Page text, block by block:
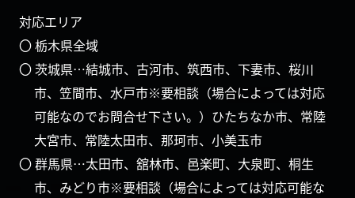
対応エリア
〇 栃木県全域
〇 茨城県…結城市、古河市、筑西市、下妻市、桜川
市、笠間市、水戸市※要相談（場合によっては対応
可能なのでお問合せ下さい。）ひたちなか市、常陸
大宮市、常陸太田市、那珂市、小美玉市
〇 群馬県…太田市、舘林市、邑楽町、大泉町、桐生
市、みどり市※要相談（場合によっては対応可能な